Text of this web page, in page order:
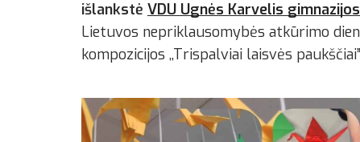
išlankstė VDU Ugnės Karvelis gimnazijos
Lietuvos nepriklausomybės atkūrimo
kompozicijos ,,Trispalviai laisvės